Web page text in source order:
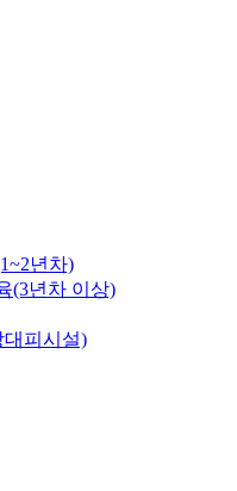
년차)
(3년차 이상)
대피시설)